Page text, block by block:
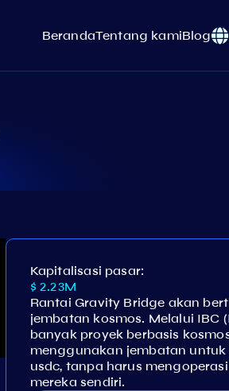
BerandaTentang kamiBlog
Kapitalisasi pasar:
$ 2.23M
Rantai Gravity Bridge akan
jembatan kosmos. Melalui
banyak proyek berbasis
menggunakan jembatan untuk
usdc, tanpa harus
mereka sendiri.